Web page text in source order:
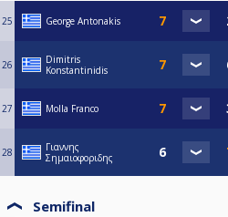
25 George Antonakis
26
Dimitris
Konstantinidis
27 Molla Franco
28
Γιαννης
Σημαιοφοριδης
Semifinal